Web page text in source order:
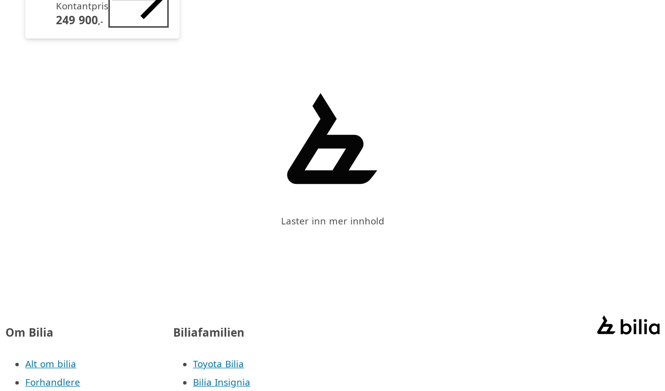
Kontantpris
249 900,-
Laster inn mer innhold
Om Bilia
Alt om bilia
Forhandlere
Biliafamilien
Toyota Bilia
Bilia Insignia